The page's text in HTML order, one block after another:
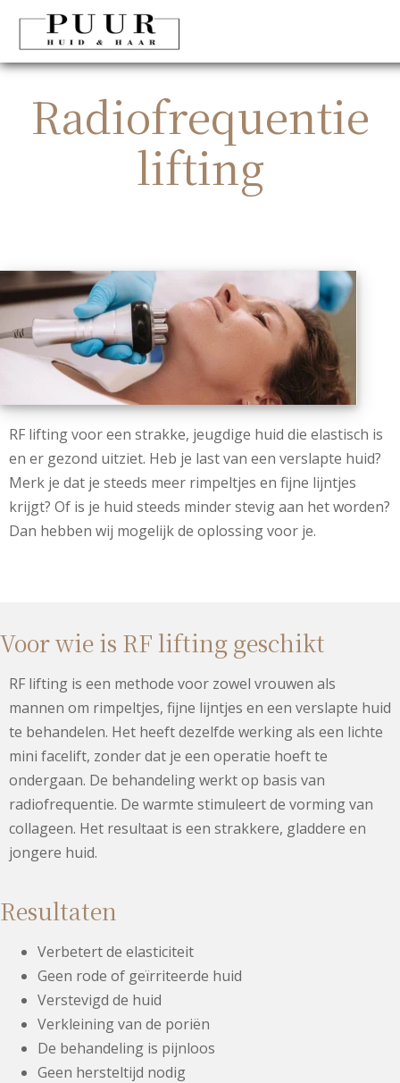
Radiofrequentie
lifting
RF lifting voor een strakke, jeugdige huid die elastisch is
en er gezond uitziet. Heb je last van een verslapte huid?
Merk je dat je steeds meer rimpeltjes en fijne lijntjes
krijgt? Of is je huid steeds minder stevig aan het worden?
Dan hebben wij mogelijk de oplossing voor je.
Voor wie is RF lifting geschikt
RF lifting is een methode voor zowel vrouwen als
mannen om rimpeltjes, fijne lijntjes en een verslapte huid
te behandelen. Het heeft dezelfde werking als een lichte
mini facelift, zonder dat je een operatie hoeft te
ondergaan. De behandeling werkt op basis van
radiofrequentie. De warmte stimuleert de vorming van
collageen. Het resultaat is een strakkere, gladdere en
jongere huid.
Resultaten
Verbetert de elasticiteit
Geen rode of geïrriteerde huid
Verstevigd de huid
Verkleining van de poriën
De behandeling is pijnloos
Geen hersteltijd nodig